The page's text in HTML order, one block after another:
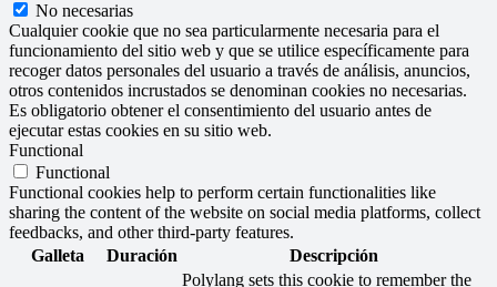
No necesarias
Cualquier cookie que no sea particularmente necesaria para el
funcionamiento del sitio web y que se utilice específicamente para
recoger datos personales del usuario a través de análisis, anuncios,
otros contenidos incrustados se denominan cookies no necesarias.
Es obligatorio obtener el consentimiento del usuario antes de
ejecutar estas cookies en su sitio web.
Functional
Functional
Functional cookies help to perform certain functionalities like
sharing the content of the website on social media platforms, collect
feedbacks, and other third-party features.
Galleta
Duración Descripción
Polylang sets this cookie to remember the